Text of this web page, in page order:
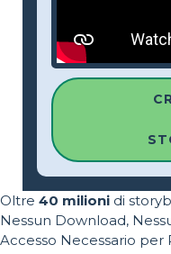
Oltre 40 milioni di
Nessun Download,
Accesso Necessario per